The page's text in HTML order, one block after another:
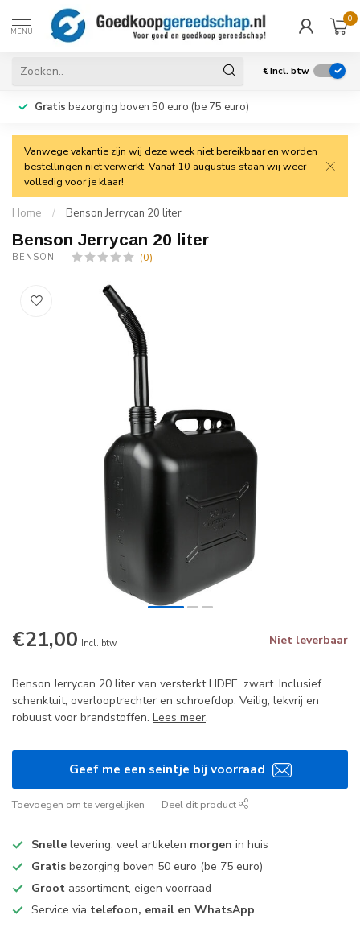
MENU
0
€Incl. btw
Gratis bezorging boven 50 euro (be 75 euro)
Vanwege vakantie zijn wij deze week niet bereikbaar en worden
bestellingen niet verwerkt. Vanaf 10 augustus staan wij weer
volledig voor je klaar!
Home / Benson Jerrycan 20 liter
Benson Jerrycan 20 liter
BENSON (0)
€21,00 Incl. btw Niet leverbaar
Benson Jerrycan 20 liter van versterkt HDPE, zwart. Inclusief
schenktuit, overlooptrechter en schroefdop. Veilig, lekvrij en
robuust voor brandstoffen. Lees meer.
Geef me een seintje bij voorraad
Toevoegen om te vergelijken Deel dit product
Snelle levering, veel artikelen morgen in huis
Gratis bezorging boven 50 euro (be 75 euro)
Groot assortiment, eigen voorraad
Service via telefoon, email en WhatsApp